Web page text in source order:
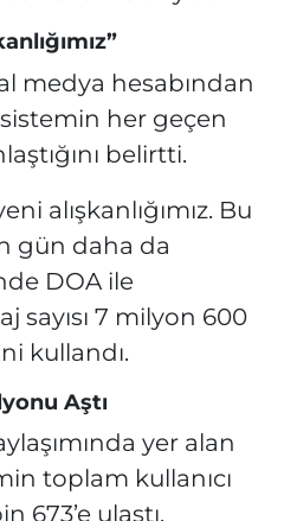
medya hesabından
sistemin her geçen
belirtti.
alışkanlığımız. Bu
gün daha da
DOA ile
sayısı 7 milyon 600
kullandı.
Aştı
yer alan
toplam kullanıcı
673’e ulaştı.